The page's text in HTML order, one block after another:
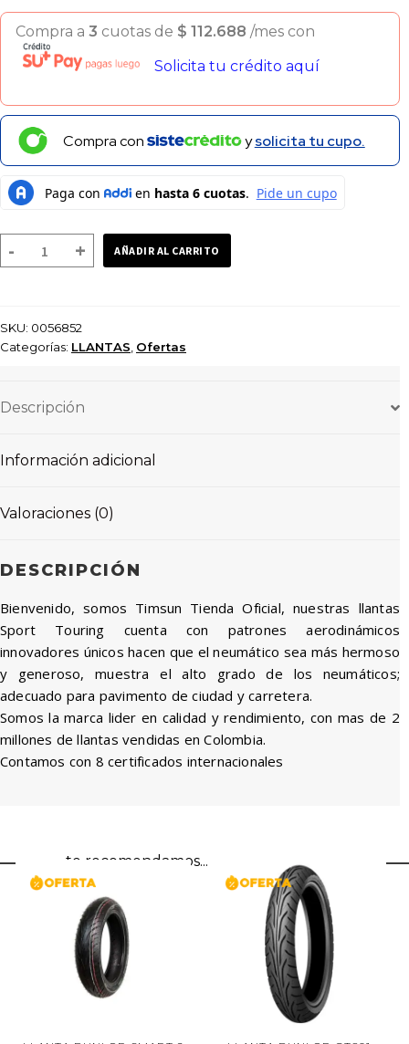
Compra a 3 cuotas de $ 112.688 /mes con
Solicita tu crédito aquí
Compra con ysolicita tu cupo.
-
LLANTA
TIMSUN
TS819
110/90-
TUBELESS
+ AÑADIR AL CARRITO
SKU: 0056852
Categorías: LLANTAS, Ofertas
Descripción
Información adicional
Valoraciones (0)
DESCRIPCIÓN
Bienvenido, somos Timsun Tienda Oficial, nuestras llantas
Sport Touring cuenta con patrones aerodinámicos
innovadores únicos hacen que el neumático sea más hermoso
y generoso, muestra el alto grado de los neumáticos;
adecuado para pavimento de ciudad y carretera.
Somos la marca lider en calidad y rendimiento, con mas de 2
millones de llantas vendidas en Colombia.
Contamos con 8 certificados internacionales
te recomendamos...